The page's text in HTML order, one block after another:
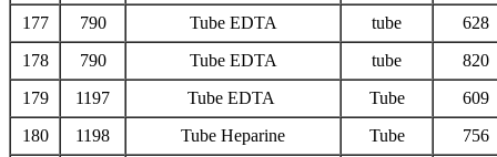
177
790 Tube EDTA tube
628
178
790 Tube EDTA tube
820
179
1197 Tube EDTA Tube
609
180
1198 Tube Heparine Tube
756